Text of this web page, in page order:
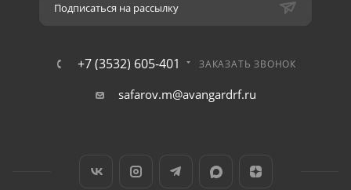
Подписаться на рассылку
+7 (3532) 605-401 ЗАКАЗАТЬ ЗВОНОК
safarov.m@avangardrf.ru